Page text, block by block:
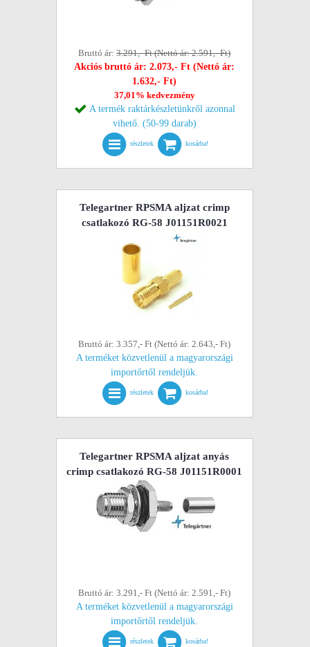
Bruttó ár:3.291,- Ft (Nettó ár: 2.591,- Ft)
Akciós bruttó ár: 2.073,- Ft (Nettó ár:
1.632,- Ft)
37,01% kedvezmény
A termék raktárkészletünkről azonnal
vihető. (50-99 darab)
részletek kosárba!
Telegartner RPSMA aljzat crimp
csatlakozó RG-58 J01151R0021
Bruttó ár: 3.357,- Ft (Nettó ár: 2.643,- Ft)
A terméket közvetlenül a magyarországi
importőrtől rendeljük.
részletek kosárba!
Telegartner RPSMA aljzat anyás
crimp csatlakozó RG-58 J01151R0001
Bruttó ár: 3.291,- Ft (Nettó ár: 2.591,- Ft)
A terméket közvetlenül a magyarországi
importőrtől rendeljük.
részletek kosárba!